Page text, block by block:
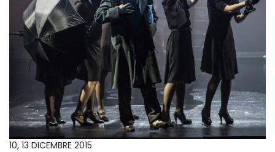
10, 13 DICEMBRE 2015